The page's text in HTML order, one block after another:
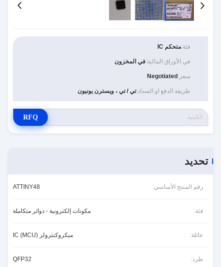
فئة:متحكم IC
في الأوراق المالية:في المخزون
سعر: Negotiated
طريقة الدفع او السداد:تي / تي ، ويسترن يونيون
RFQ
تحديد
رقم المنتج الأساسي: ATTINY48
فئة: مكونات إلكترونية - دوائر متكاملة
عائلة: ميكروكنترولر IC (MCU)
طرد: QFP32
- عداد / عداد 16 بت واحد مع Presc
- 6 أو 8 قنوات 10 بت ADC
مراقب قابل للبرمجة مع مذبذب منفصل على الرقاقة
- جهاز المقارنة التناظري على الشريحة
- المقاطعة والاستيقاظ على دبوس التغيير
- نظام التصحيح debugWIRE On-Chip
- قابل للبرمجة داخل النظام عبر منفذ SPI
تشغيل الطاقة واكتشاف براون التدريجي القابل للبرمجة
- مذبذب داخلي معاير
- مصادر المقاطعة الخارجية والداخلية